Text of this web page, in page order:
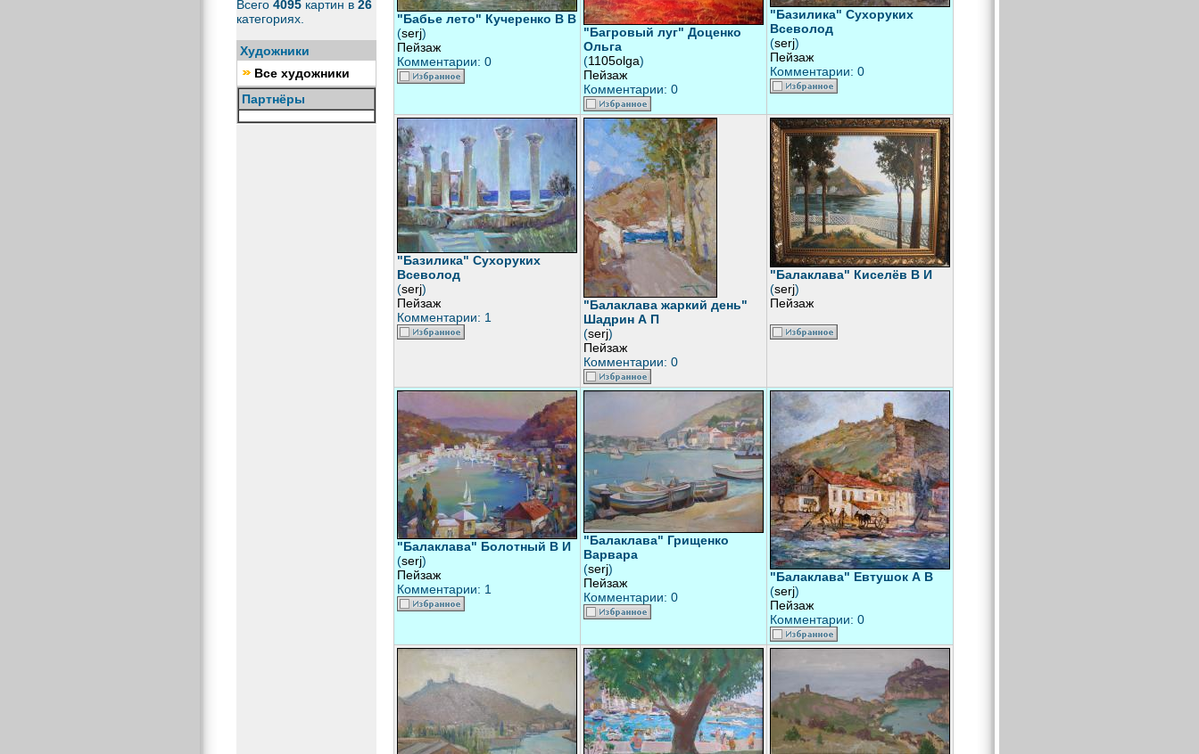
Всего 4095 картин в 26
категориях.
Художники
Все художники
Партнёры
"Бабье лето" Кучеренко В В
(serj)
Пейзаж
Комментарии: 0
"Багровый луг" Доценко
Ольга
(1105olga)
Пейзаж
Комментарии: 0
"Базилика" Сухоруких
Всеволод
(serj)
Пейзаж
Комментарии: 0
"Базилика" Сухоруких
Всеволод
(serj)
Пейзаж
Комментарии: 1
"Балаклава жаркий день"
Шадрин А П
(serj)
Пейзаж
Комментарии: 0
"Балаклава" Киселёв В И
(serj)
Пейзаж
"Балаклава" Болотный В И
(serj)
Пейзаж
Комментарии: 1
"Балаклава" Грищенко
Варвара
(serj)
Пейзаж
Комментарии: 0
"Балаклава" Евтушок А В
(serj)
Пейзаж
Комментарии: 0